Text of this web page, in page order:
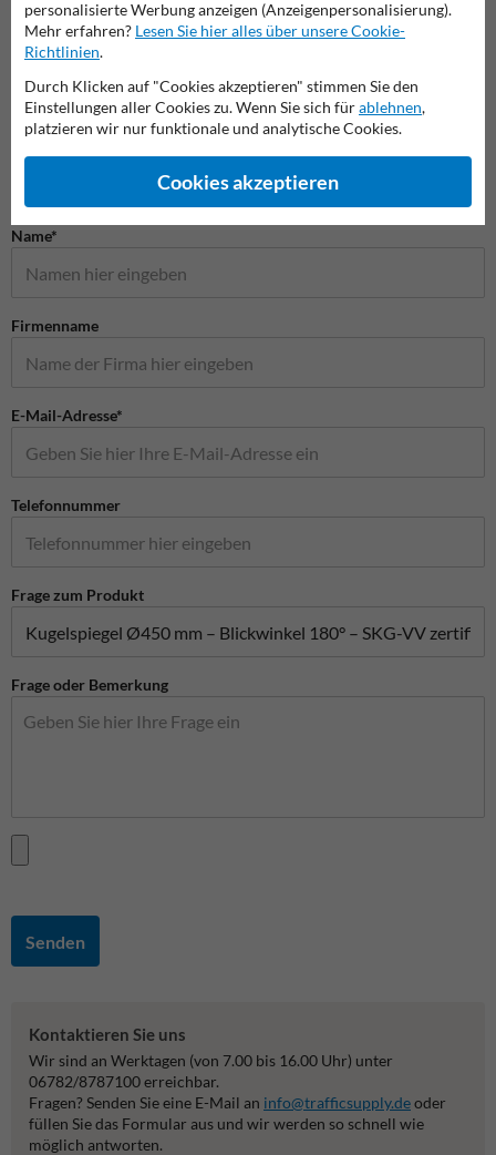
Panoramaspiegel
Innenbereichsspiegel
Sicherheitsspiegel
Stellen Sie Ihre Frage an VerkehrsspiegelKaufen.de
Name*
Firmenname
E-Mail-Adresse*
Telefonnummer
Frage zum Produkt
Frage oder Bemerkung
Senden
Kontaktieren Sie uns
Wir sind an Werktagen (von 7.00 bis 16.00 Uhr) unter
06782/8787100 erreichbar.
Fragen? Senden Sie eine E-Mail an info@trafficsupply.deoder
füllen Sie das Formular aus und wir werden so schnell wie
möglich antworten.
personalisierte Werbung anzeigen (Anzeigenpersonalisierung).
Mehr erfahren? Lesen Sie hier alles über unsere Cookie-
Richtlinien.
Durch Klicken auf "Cookies akzeptieren" stimmen Sie den
Einstellungen aller Cookies zu. Wenn Sie sich fürablehnen,
platzieren wir nur funktionale und analytische Cookies.
Cookies akzeptieren